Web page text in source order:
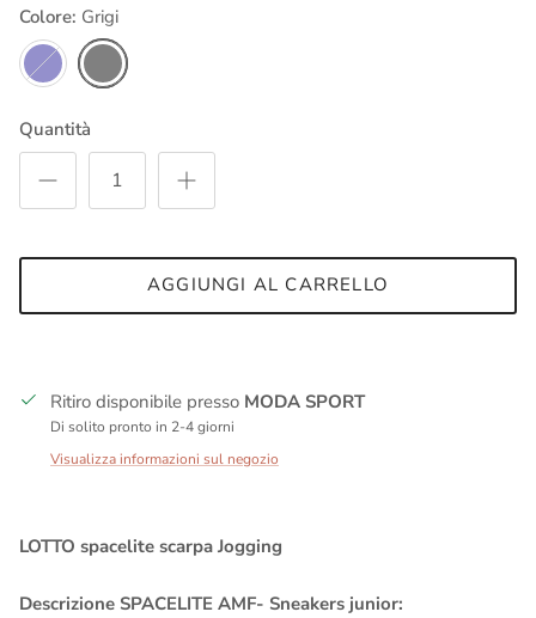
Colore: Grigi
Blu navyGrigi
Quantità
AGGIUNGI AL CARRELLO
Ritiro disponibile presso MODA SPORT
Di solito pronto in 2-4 giorni
Visualizza informazioni sul negozio
LOTTO spacelite scarpa Jogging
Descrizione SPACELITE AMF- Sneakers junior: